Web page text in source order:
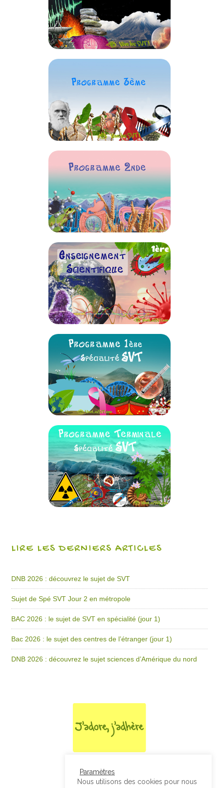
LIRE LES DERNIERS ARTICLES
DNB 2026 : découvrez le sujet de SVT
Sujet de Spé SVT Jour 2 en métropole
BAC 2026 : le sujet de SVT en spécialité (jour 1)
Bac 2026 : le sujet des centres de l’étranger (jour 1)
DNB 2026 : découvrez le sujet sciences d’Amérique du nord
Paramètres
Nous utilisons des cookies pour nous